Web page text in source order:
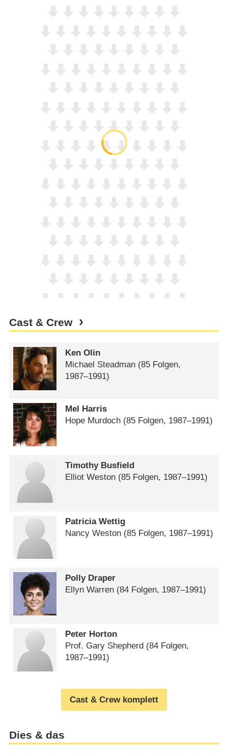
Cast & Crew
Ken Olin
Michael Steadman (85 Folgen,
1987⁠–⁠1991)
Mel Harris
Hope Murdoch (85 Folgen, 1987⁠–⁠1991)
Timothy Busfield
Elliot Weston (85 Folgen, 1987⁠–⁠1991)
Patricia Wettig
Nancy Weston (85 Folgen, 1987⁠–⁠1991)
Polly Draper
Ellyn Warren (84 Folgen, 1987⁠–⁠1991)
Peter Horton
Prof. Gary Shepherd (84 Folgen,
1987⁠–⁠1991)
Cast & Crew komplett
Dies & das